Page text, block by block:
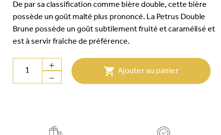
De par sa classification comme bière double, cette bière
possède un goût malté plus prononcé. La Petrus Double
Brune possède un goût subtilement fruité et caramélisé et
est à servir fraîche de préférence.
 Ajouter au panier